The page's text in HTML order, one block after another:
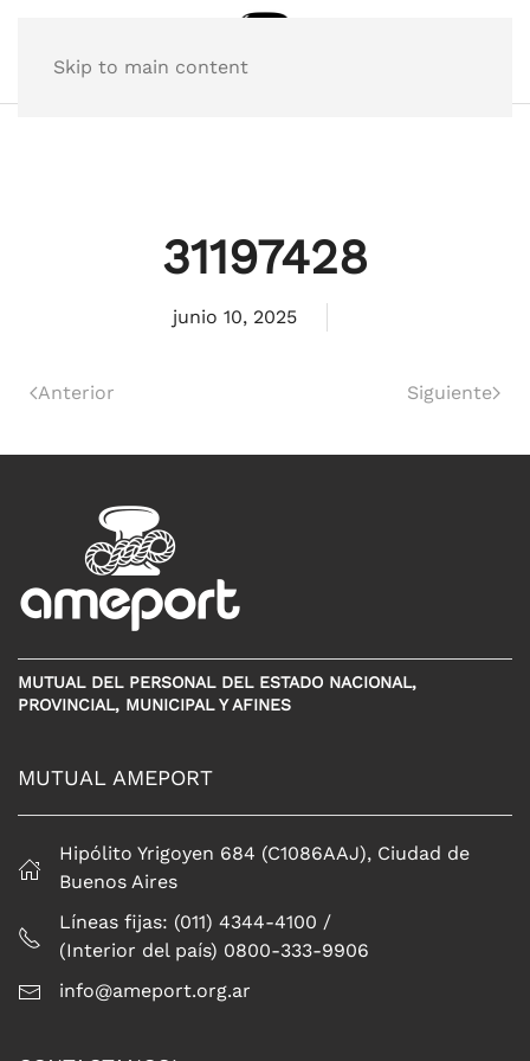
Skip to main content
31197428
junio 10, 2025
Anterior Siguiente
MUTUAL DEL PERSONAL DEL ESTADO NACIONAL,
PROVINCIAL, MUNICIPAL Y AFINES
MUTUAL AMEPORT
Hipólito Yrigoyen 684 (C1086AAJ), Ciudad de
Buenos Aires
Líneas fijas: (011) 4344-4100 /
(Interior del país) 0800-333-9906
info@ameport.org.ar